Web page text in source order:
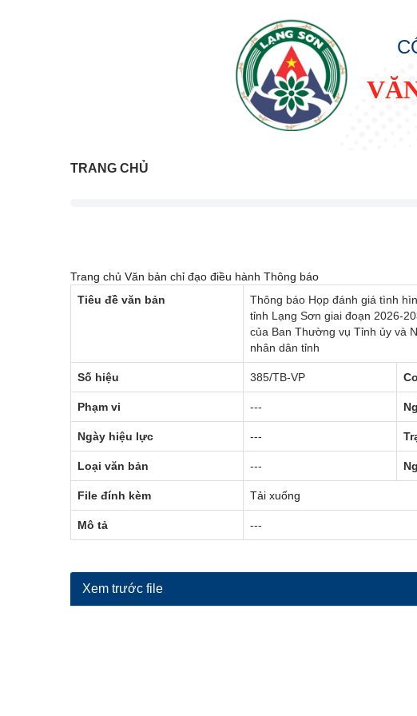
TRANG CHỦ
Trang chủ Văn bản chỉ đạo điều hành Thông báo
Tiêu đề văn bản
Thông báo Họp đánh giá tình
tỉnh Lạng Sơn giai đoạn 2026-
của Ban Thường vụ Tỉnh ủy và
nhân dân tỉnh
Số hiệu 385/TB-VP
Phạm vi ---
Ngày hiệu lực ---
Loại văn bản ---
File đính kèm Tải xuống
Mô tả ---
Xem trước file